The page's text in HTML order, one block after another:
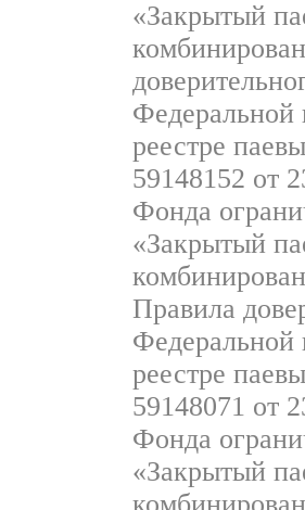
«Закрытый
Федеральной
реестре
59148152 от
Фонда
«Закрытый
Правила
Федеральной
реестре
59148071 от
Фонда
«Закрытый